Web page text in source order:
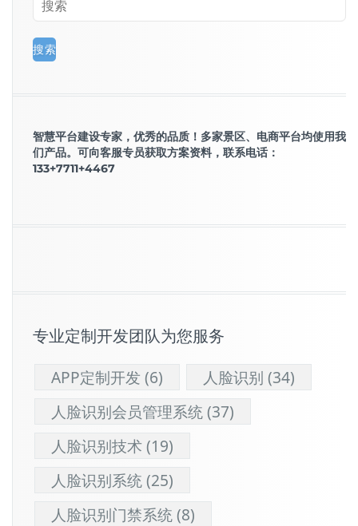
智慧平台建设专家，优秀的品质！多家景区、电商平台均使用我
们产品。可向客服专员获取方案资料，联系电话：
133+7711+4467
专业定制开发团队为您服务
APP定制开发 (6) 人脸识别 (34)
人脸识别会员管理系统(37)
人脸识别技术(19)
人脸识别系统(25)
人脸识别门禁系统(8)